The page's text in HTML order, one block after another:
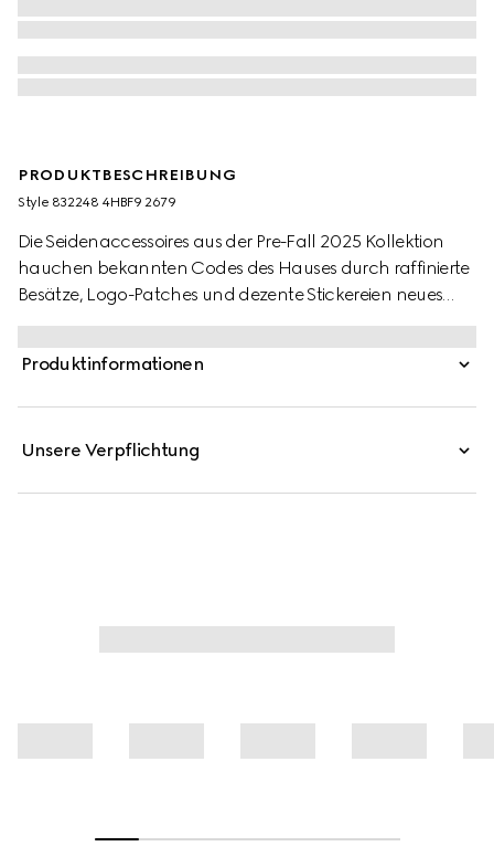
PRODUKTBESCHREIBUNG
Style ‎832248 4HBF9 2679
Die Seidenaccessoires aus der Pre-Fall 2025 Kollektion
hauchen bekannten Codes des Hauses durch raffinierte
Besätze, Logo-Patches und dezente Stickereien neues
Leben ein. So wird diese Baseballkappe aus
beigefarbenem Samt von einem gestickten Gucci Logo
geziert.
Produktinformationen
Unsere Verpflichtung